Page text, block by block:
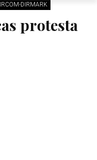
DIRMARK
protesta